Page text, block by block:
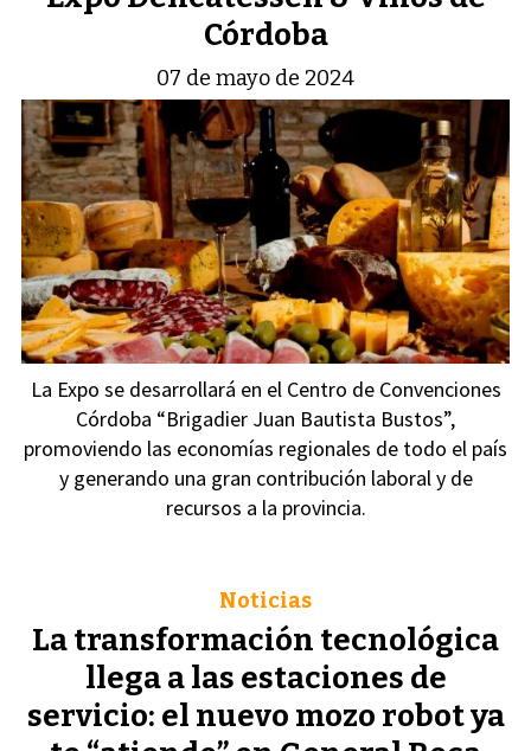
Córdoba
07 de mayo de 2024
La Expo se desarrollará en el Centro de Convenciones
Córdoba “Brigadier Juan Bautista Bustos”,
promoviendo las economías regionales de todo el país
y generando una gran contribución laboral y de
recursos a la provincia.
La transformación tecnológica
llega a las estaciones de
servicio: el nuevo mozo robot ya
Noticias